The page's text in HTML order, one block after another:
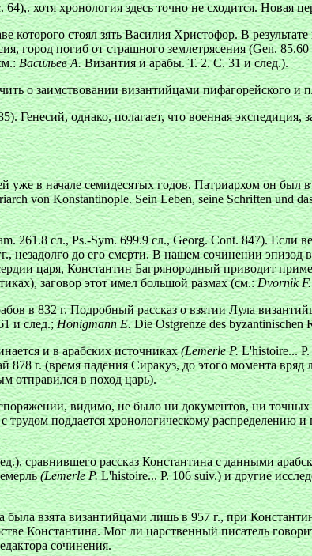
хотя хронология здесь точно не сходится. Новая
стоял зять Василия Христофор. В
город погиб от страшного землетрясения (Gen.
Васильев А.Византия и арабы. Т. 2. С. 31 и след.).
о заимствовании византийцами пифагорейского и
Генесий, однако, полагает, что военная экспедиция,
в начале семидесятых годов. Патриархом он был
von Konstantinople. Sein Leben, seine Schriften und
261.8 сл., Ps.-Sym. 699.9 сл., Georg. Cont. 847).
незадолго до его смерти. В нашем сочинении
царя, Константин Багрянородный приводит
заговор этот имел большой размах (см.:Dvornik F.
в 832 г. Подробный рассказ о взятии Лула
и след.;Honigmann Е.Die Ostgrenze des byzantinischen
и в арабских источниках(Lemerle P.L'histoire... Р.
г. (время падения Сиракуз, до этого момента вряд
отправился в поход царь).
видимо, не было ни документов, ни
трудом поддается хронологическому распределению
сравнившего рассказ Константина с данными
(Lemerle P.L'histoire... Р. 106 suiv.) и другие
взята византийцами лишь в 957 г., при
Константина. Мог ли царственный писатель
сочинения.